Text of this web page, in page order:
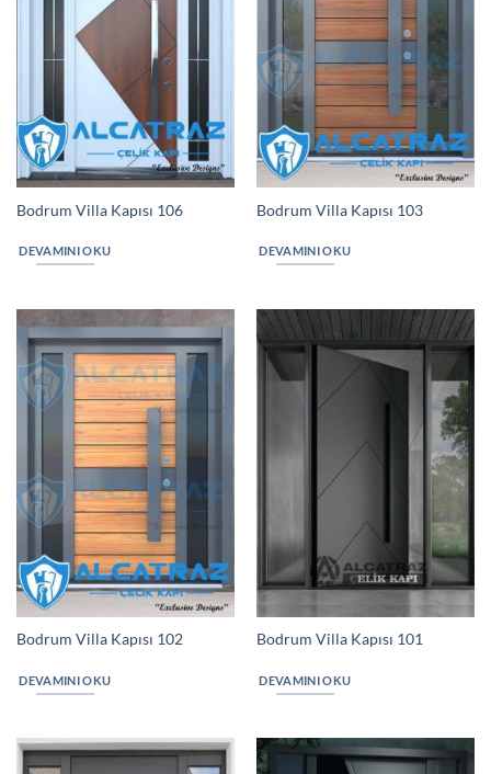
Bodrum Villa Kapısı 106
DEVAMINI OKU
Bodrum Villa Kapısı 103
DEVAMINI OKU
Bodrum Villa Kapısı 102
DEVAMINI OKU
Bodrum Villa Kapısı 101
DEVAMINI OKU